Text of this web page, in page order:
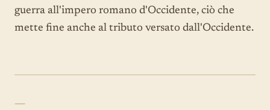
guerra all'impero romano d'Occidente, ciò che
mette fine anche al tributo versato dall'Occidente.
—